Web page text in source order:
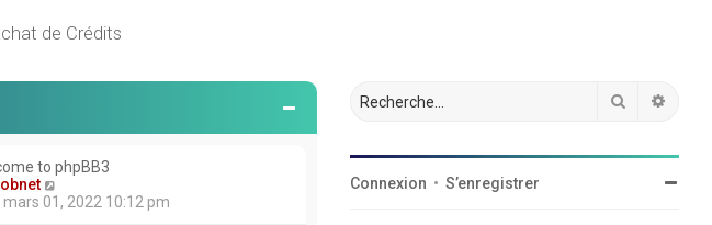
de Crédits
to phpBB3
o
mars 01, 2022 10:12 pm
Rechercher
Connexion • S’enregistrer